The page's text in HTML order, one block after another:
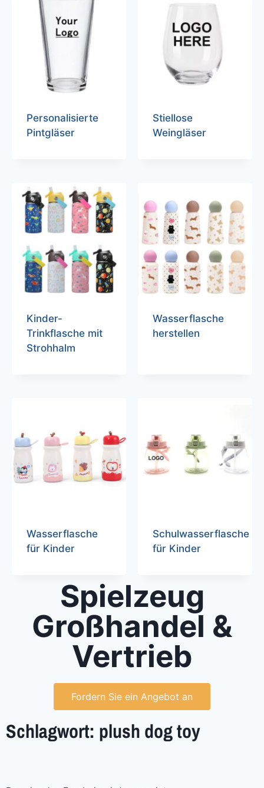
Personalisierte
Pintgläser
Stiellose
Weingläser
Kinder-
Trinkflasche mit
Strohhalm
Wasserflasche
herstellen
Wasserflasche
für Kinder
Schulwasserflasche
für Kinder
Spielzeug
Großhandel &
Vertrieb
Fordern Sie ein Angebot an
Schlagwort: plush dog toy